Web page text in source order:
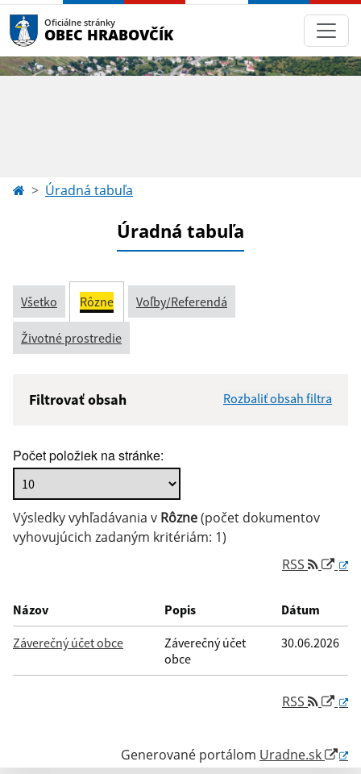
Oficiálne stránky
OBEC HRABOVČÍK
Úradná tabuľa
Úradná tabuľa
Všetko Rôzne Voľby/Referendá
Životné prostredie
Filtrovať obsah Rozbaliť obsah filtra
Popis:
Dátum zverejnenia od:
Počet položiek na stránke:
Výsledky vyhľadávania v Rôzne(počet dokumentov
vyhovujúcich zadaným kritériám: 1)
RSS
Názov Popis Dátum
Záverečný účet obce
Záverečný účet
obce
30.06.2026
RSS
Generované portálom Uradne.sk